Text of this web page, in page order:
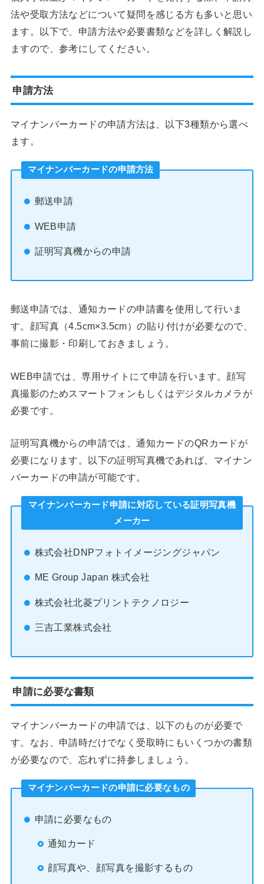
法や受取方法などについて疑問を感じる方も多いと思い
ます。以下で、申請方法や必要書類などを詳しく解説し
ますので、参考にしてください。
申請方法
マイナンバーカードの申請方法は、以下3種類から選べ
ます。
マイナンバーカードの申請方法
郵送申請
WEB申請
証明写真機からの申請
郵送申請では、通知カードの申請書を使用して行いま
す。顔写真（4.5cm×3.5cm）の貼り付けが必要なので、
事前に撮影・印刷しておきましょう。
WEB申請では、専用サイトにて申請を行います。顔写
真撮影のためスマートフォンもしくはデジタルカメラが
必要です。
証明写真機からの申請では、通知カードのQRカードが
必要になります。以下の証明写真機であれば、マイナン
バーカードの申請が可能です。
マイナンバーカード申請に対応している証明写真機
メーカー
株式会社DNPフォトイメージングジャパン
ME Group Japan 株式会社
株式会社北菱プリントテクノロジー
三吉工業株式会社
申請に必要な書類
マイナンバーカードの申請では、以下のものが必要で
す。なお、申請時だけでなく受取時にもいくつかの書類
が必要なので、忘れずに持参しましょう。
マイナンバーカードの申請に必要なもの
申請に必要なもの
通知カード
顔写真や、顔写真を撮影するもの